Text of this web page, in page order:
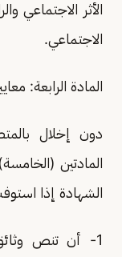
الأثر الاجتماعي
الاجتماعي.
المادة الرابعة:
دون إخلال
المادتين
الشهادة إذا
1- أن تنص